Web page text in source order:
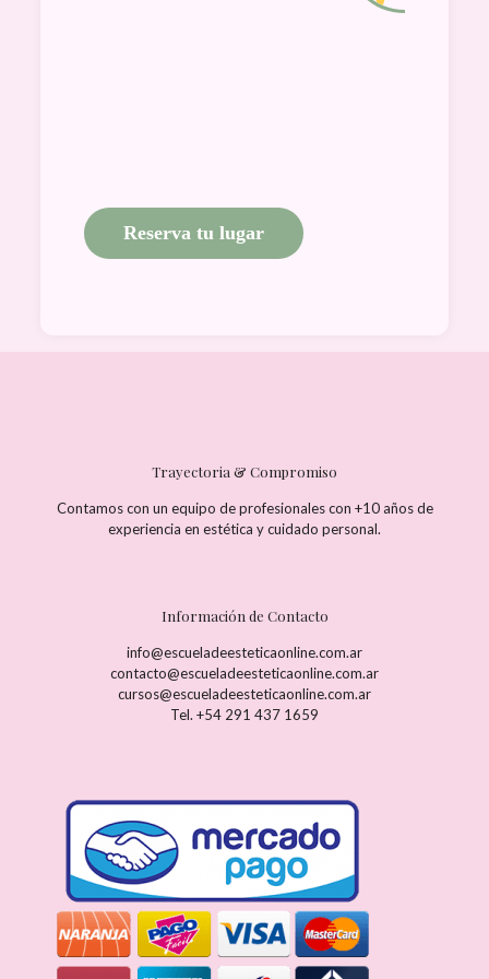
Reserva tu lugar
Trayectoria & Compromiso
Contamos con un equipo de profesionales con +10 años de
experiencia en estética y cuidado personal.
Información de Contacto
info@escueladeesteticaonline.com.ar
contacto@escueladeesteticaonline.com.ar
cursos@escueladeesteticaonline.com.ar
Tel. +54 291 437 1659